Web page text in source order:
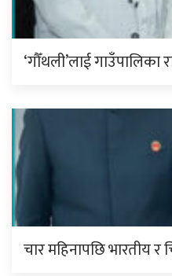
‘गौँथली’लाई गाउँपालिका
चार महिनापछि भारतीय